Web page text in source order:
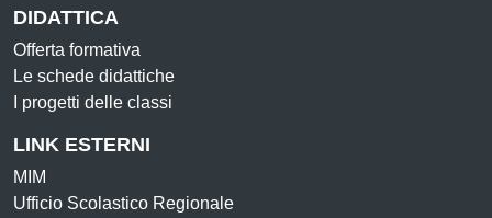
DIDATTICA
Offerta formativa
Le schede didattiche
I progetti delle classi
LINK ESTERNI
MIM
Ufficio Scolastico Regionale